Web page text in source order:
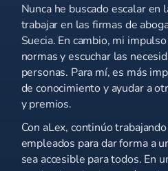
Nunca he buscado escalar en
trabajar en las firmas de
Suecia. En cambio, mi
normas y escuchar las
personas. Para mí, es más
de conocimiento y ayudar a
y premios.
Con aLex, continúo
empleados para dar forma a
sea accesible para todos. En